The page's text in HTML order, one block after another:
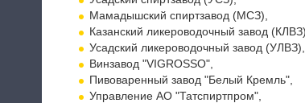
Мамадышский спиртзавод (МСЗ),
Казанский ликероводочный завод (КЛВЗ),
Усадский ликероводочный завод (УЛВЗ),
Винзавод "VIGROSSO",
Пивоваренный завод "Белый Кремль",
Управление АО "Татспиртпром",